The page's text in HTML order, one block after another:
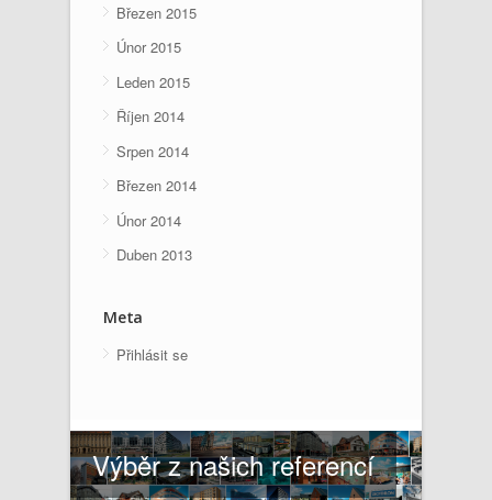
Březen 2015
Únor 2015
Leden 2015
Říjen 2014
Srpen 2014
Březen 2014
Únor 2014
Duben 2013
Meta
Přihlásit se
Výběr z našich referencí